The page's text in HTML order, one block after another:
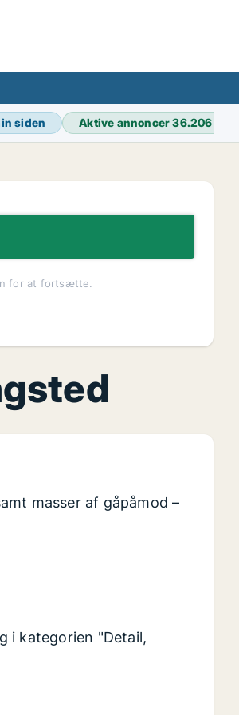
siden Aktive annoncer36.206
for at fortsætte.
masser af gåpåmod –
i kategorien "Detail,